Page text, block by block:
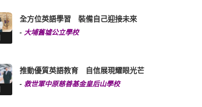
全方位英語學習 裝備自己迎接未來
-大埔舊墟公立學校
推動優質英語教育 自信展現耀眼光芒
- 救世軍中原慈善基金皇后山學校